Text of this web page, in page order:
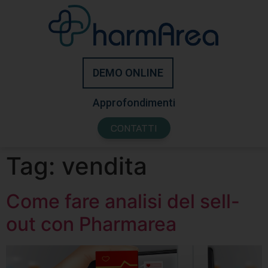
DEMO ONLINE
Approfondimenti
CONTATTI
Tag: vendita
Come fare analisi del sell-
out con Pharmarea